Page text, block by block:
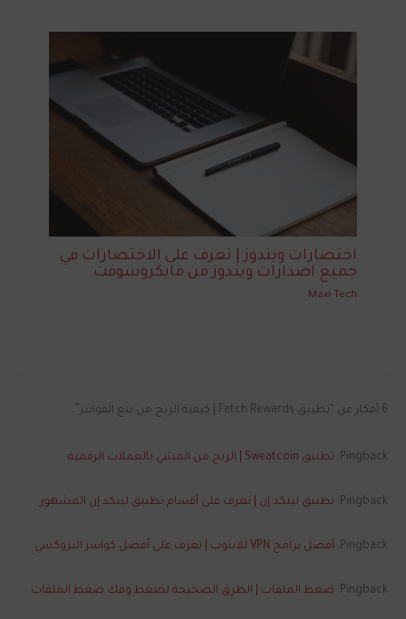
اختصارات ويندوز | تعرف على الاختصارات في
جميع اصدارات ويندوز من مايكروسوفت
Maxi Tech
6 أفكار عن “تطبيق Fetch Rewards | كيفية الربح من بيع الفواتير”
Pingback: تطبيق Sweatcoin | الربح من المشي بالعملات الرقمية
Pingback: تطبيق لينكد إن | تعرف على أقسام تطبيق لينكد إن المشهور
Pingback: أفضل برامج VPN للابتوب | تعرف على أفضل كواسر البروكسي
Pingback: ضغط الملفات | الطرق الصحيحة لضغط وفك ضغط الملفات